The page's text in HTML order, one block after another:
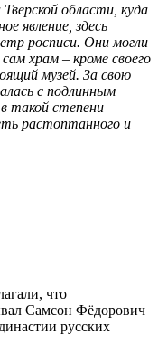
области, куда
явление, здесь
росписи. Они могли
храм – кроме своего
музей. За свою
с подлинным
такой степени
растоптанного и
что
Самсон Фёдорович
русских